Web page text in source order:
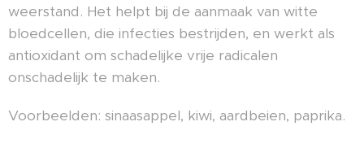
weerstand. Het helpt bij de aanmaak van witte
bloedcellen, die infecties bestrijden, en werkt als
antioxidant om schadelijke vrije radicalen
onschadelijk te maken.
Voorbeelden: sinaasappel, kiwi, aardbeien, paprika.